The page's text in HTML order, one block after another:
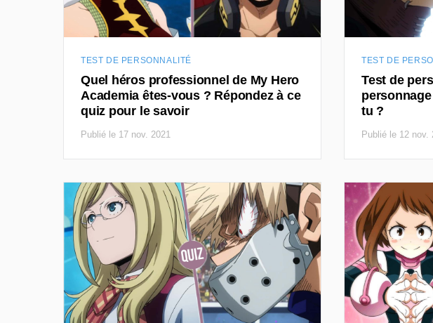
TEST DE PERSONNALITÉ
Quel héros professionnel de My Hero
Academia êtes-vous ? Répondez à ce
quiz pour le savoir
Publié le 17 nov. 2021
TEST DE
Test de
tu ?
Publié le 12 nov.